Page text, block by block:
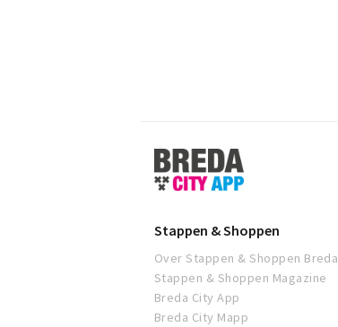
Stappen
&
Shoppen
Stappen & Shoppen
Over Stappen & Shoppen Breda
Stappen & Shoppen Magazine
Breda City App
Breda City Mapp